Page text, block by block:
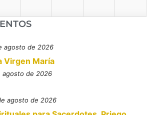
agosto de 2026
Virgen María
agosto de 2026
agosto de 2026